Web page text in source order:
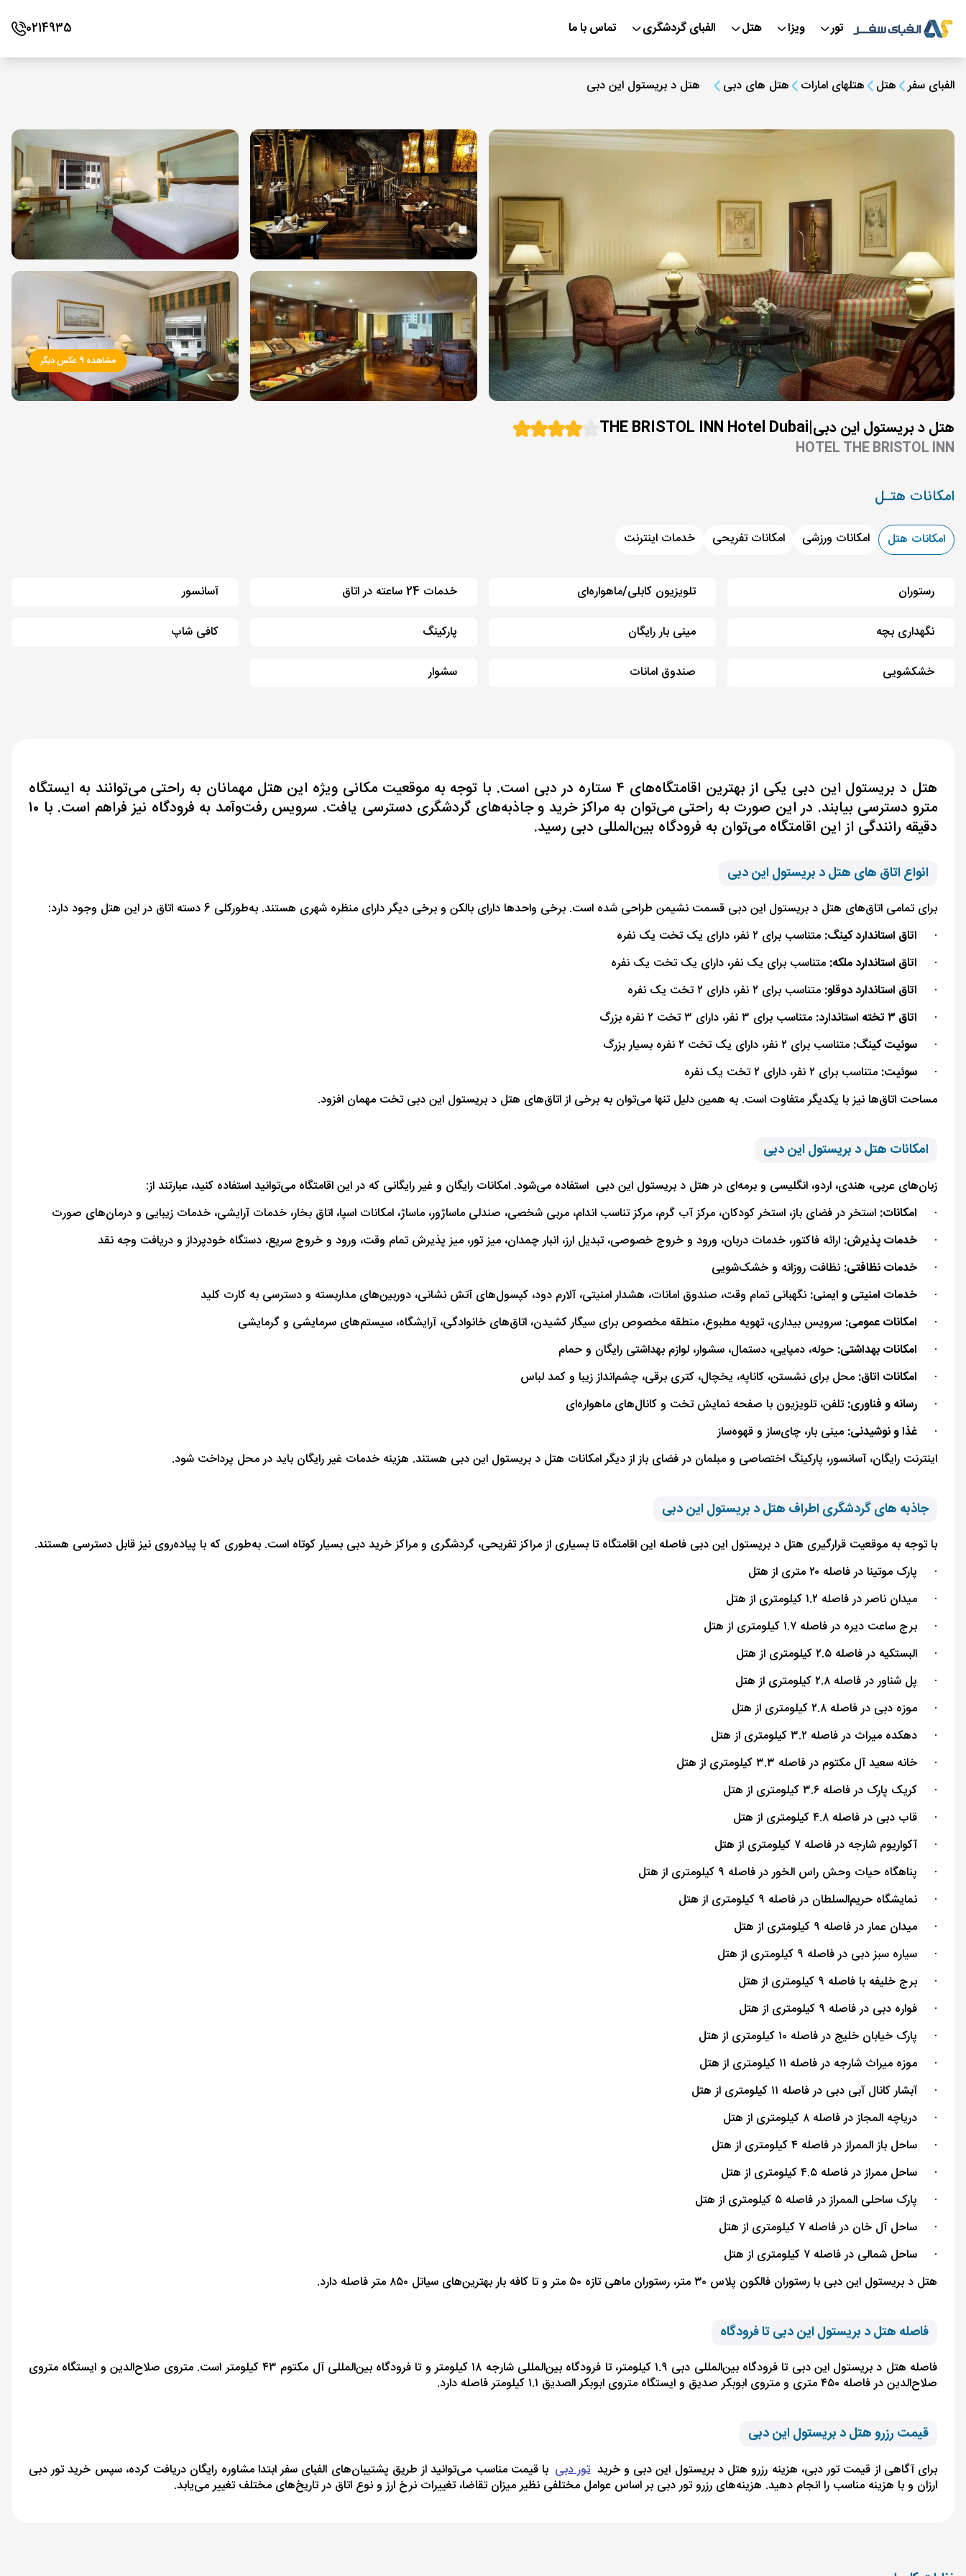
تور ویزا هتل الفبای گردشگری تماس با ما 0214935
الفبای سفر هتل هتلهای امارات هتل های دبی هتل د بریستول این دبی
مشاهده 9 عکس دیگر
هتل د بریستول این دبی|THE BRISTOL INN Hotel Dubai
HOTEL THE BRISTOL INN
امکانات هتـل
امکانات هتل امکانات ورزشی امکانات تفریحی خدمات اینترنت
رستوران تلویزیون کابلی/ماهواره‌ای خدمات 24 ساعته در اتاق آسانسور
نگهداری بچه مینی بار رایگان پارکینگ کافی شاپ
خشکشویی صندوق امانات سشوار
هتل د بریستول این دبی یکی از بهترین اقامتگاه‌های ۴ ستاره در دبی است. با توجه به موقعیت مکانی ویژه این هتل مهمانان به ‌راحتی می‌توانند به ایستگاه
مترو دسترسی بیابند. در‌ این ‌صورت به ‌راحتی می‌توان به مراکز خرید و جاذبه‌های گردشگری دسترسی یافت. سرویس رفت‌و‌آمد به فرودگاه نیز فراهم است. با ۱۰
دقیقه رانندگی از این اقامتگاه می‌توان به فرودگاه بین‌المللی دبی رسید.
انواع اتاق های هتل د بریستول این دبی
برای تمامی اتاق‌های هتل د بریستول این دبی قسمت نشیمن طراحی شده است. برخی واحد‌ها دارای بالکن و برخی دیگر دارای منظره شهری هستند. به‌طور‌کلی 6 دسته اتاق در این هتل وجود دارد:
·
اتاق استاندارد کینگ: متناسب برای ۲ نفر، دارای یک تخت یک نفره
·
اتاق استاندارد ملکه: متناسب برای یک نفر، دارای یک تخت یک نفره
·
اتاق استاندارد دوقلو: متناسب برای ۲ نفر، دارای ۲ تخت یک نفره
·
اتاق ۳ تخته استاندارد:
متناسب برای ۳ نفر، دارای ۳ تخت ۲ نفره بزرگ
·
سوئیت کینگ: متناسب برای ۲ نفر، دارای یک تخت ۲ نفره بسیار بزرگ
·
سوئیت: متناسب برای ۲ نفر، دارای ۲ تخت یک نفره
مساحت اتاق‌ها نیز با یکدیگر متفاوت است. به‌ همین‌ دلیل تنها می‌توان به برخی از اتاق‌های هتل د بریستول این دبی تخت مهمان افزود.
امکانات هتل د بریستول این دبی
زبان‌های عربی، هندی، اردو، انگلیسی و برمه‌ای در هتل د بریستول این دبی استفاده می‌شود. امکانات رایگان و غیر ‌رایگانی که در این اقامتگاه می‌توانید استفاده کنید، عبارتند از:
·
امکانات: استخر در فضای باز، استخر کودکان، مرکز آب‌ گرم، مرکز تناسب ‌اندام، مربی شخصی، صندلی ماساژور، ماساژ، امکانات اسپا، اتاق بخار، خدمات آرایشی، خدمات زیبایی و درمان‌های صورت
·
خدمات پذیرش: ارائه فاکتور، خدمات دربان، ورود و خروج خصوصی، تبدیل ارز، انبار چمدان، میز تور، میز پذیرش تمام‌ وقت، ورود و خروج سریع، دستگاه خودپرداز و دریافت وجه نقد
·
خدمات نظافتی: نظافت روزانه و خشک‌شویی
·
خدمات امنیتی و ایمنی: نگهبانی تمام ‌وقت، صندوق امانات، هشدار امنیتی، آلارم دود، کپسول‌های آتش نشانی، دوربین‌های مداربسته و دسترسی به کارت کلید
·
امکانات عمومی: سرویس بیداری، تهویه مطبوع، منطقه مخصوص برای سیگار‌ کشیدن، اتاق‌های خانوادگی، آرایشگاه، سیستم‌های سرمایشی و گرمایشی
·
امکانات بهداشتی: حوله، دمپایی، دستمال، سشوار، لوازم ‌بهداشتی رایگان و حمام
·
امکانات اتاق: محل برای نشستن، کاناپه، یخچال، کتری برقی، چشم‌انداز زیبا و کمد لباس
·
رسانه و فناوری:تلفن، تلویزیون با صفحه ‌نمایش تخت و کانال‌های ماهواره‌ای
·
غذا و نوشیدنی: مینی بار، چای‌ساز و قهوه‌ساز
اینترنت رایگان، آسانسور، پارکینگ اختصاصی و مبلمان در فضای باز از دیگر امکانات هتل د بریستول این دبی هستند. هزینه خدمات غیر‌ رایگان باید در محل پرداخت شود.
جاذبه های گردشگری اطراف هتل د بریستول این دبی
با توجه به موقعیت قرارگیری هتل د بریستول این دبی فاصله این اقامتگاه تا بسیاری از مراکز تفریحی، گردشگری و مراکز خرید دبی بسیار کوتاه است. به‌طوری‌ که با پیاده‌روی نیز قابل دسترسی هستند.
·
پارک موتینا در فاصله ۲۰ متری از هتل
·
میدان ناصر در فاصله ۱.۲ کیلومتری از هتل
·
برج ساعت دیره در فاصله ۱.۷ کیلومتری از هتل
·
البستکیه در فاصله ۲.۵ کیلومتری از هتل
·
پل شناور در فاصله ۲.۸ کیلومتری از هتل
·
موزه دبی در فاصله ۲.۸ کیلومتری از هتل
·
دهکده میراث در فاصله ۳.۲ کیلومتری از هتل
·
خانه سعید آل مکتوم در فاصله ۳.۳ کیلومتری از هتل
·
کریک پارک در فاصله ۳.۶ کیلومتری از هتل
·
قاب دبی در فاصله ۴.۸ کیلومتری از هتل
·
آکواریوم شارجه در فاصله ۷ کیلومتری از هتل
·
پناهگاه حیات ‌وحش راس الخور در فاصله ۹ کیلومتری از هتل
·
نمایشگاه حریم‌السلطان در فاصله ۹ کیلومتری از هتل
·
میدان عمار در فاصله ۹ کیلومتری از هتل
·
سیاره سبز دبی در فاصله ۹ کیلومتری از هتل
·
برج خلیفه با فاصله ۹ کیلومتری از هتل
·
فواره دبی در فاصله ۹ کیلومتری از هتل
·
پارک خیابان خلیج در فاصله ۱۰ کیلومتری از هتل
·
موزه میراث شارجه در فاصله ۱۱ کیلومتری از هتل
·
آبشار کانال آبی دبی در فاصله ۱۱ کیلومتری از هتل
·
دریاچه المجاز در فاصله ۸ کیلومتری از هتل
·
ساحل باز الممراز در فاصله ۴ کیلومتری از هتل
·
ساحل ممراز در فاصله ۴.۵ کیلومتری از هتل
·
پارک ساحلی الممراز در فاصله ۵ کیلومتری از هتل
·
ساحل آل خان در فاصله ۷ کیلومتری از هتل
·
ساحل شمالی در فاصله ۷ کیلومتری از هتل
هتل د بریستول این دبی با رستوران فالکون پلاس ۳۰ متر، رستوران ماهی تازه ۵۰ متر و تا کافه بار بهترین‌های سیاتل ۸۵۰ متر فاصله دارد.
فاصله هتل د بریستول این دبی تا فرودگاه
فاصله هتل د بریستول این دبی تا فرودگاه بین‌المللی دبی ۱.۹ کیلومتر، تا فرودگاه بین‌المللی شارجه ۱۸ کیلومتر و تا فرودگاه بین‌المللی آل مکتوم ۴۳ کیلومتر است. متروی صلاح‌الدین و ایستگاه متروی
صلاح‌الدین در فاصله ۴۵۰ متری و متروی ابوبکر صدیق و ایستگاه متروی ابوبکر الصدیق ۱.۱ کیلومتر فاصله دارد.
قیمت رزرو هتل د بریستول این دبی
برای آگاهی از قیمت تور دبی، هزینه رزرو هتل د بریستول این دبی و خرید تور دبی با قیمت مناسب می‌توانید از طریق پشتیبان‌های الفبای سفر ابتدا مشاوره رایگان دریافت کرده، سپس خرید تور دبی
ارزان و با هزینه مناسب را انجام دهید. هزینه‌های رزرو تور دبی بر اساس عوامل مختلفی نظیر میزان تقاضا، تغییرات نرخ ارز و نوع اتاق در تاریخ‌های مختلف تغییر می‌یابد.